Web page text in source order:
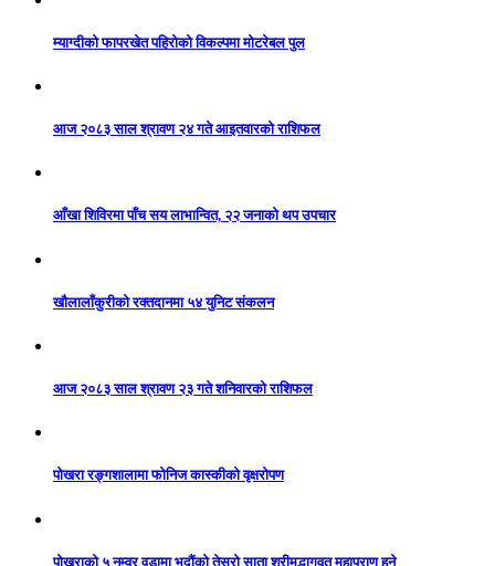
म्याग्दीको फापरखेत पहिरोको विकल्पमा मोटरेबल पुल
आज २०८३ साल श्रावण २४ गते आइतवारको राशिफल
आँखा शिविरमा पाँच सय लाभान्वित, २२ जनाको थप उपचार
खौलालाँकुरीको रक्तदानमा ५४ युनिट संकलन
आज २०८३ साल श्रावण २३ गते शनिवारको राशिफल
पोखरा रङ्गशालामा फोनिज कास्कीको वृक्षरोपण
पोखराको ५ नम्वर वडामा भदौंको तेस्रो साता श्रीमद्भागवत महापुराण हुने